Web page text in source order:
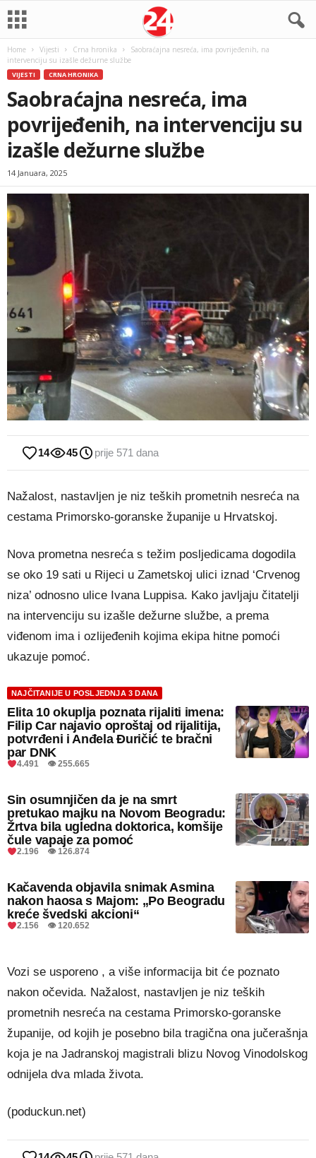
Home Vijesti Crna hronika
Saobraćajna nesreća, ima povrijeđenih, na
intervenciju su izašle dežurne službe
VIJESTI CRNA HRONIKA
Saobraćajna nesreća, ima
povrijeđenih, na intervenciju su
izašle dežurne službe
14 Januara, 2025
14 45 prije 571 dana
Nažalost, nastavljen je niz teških prometnih nesreća na
cestama Primorsko-goranske županije u Hrvatskoj.
Nova prometna nesreća s težim posljedicama dogodila
se oko 19 sati u Rijeci u Zametskoj ulici iznad ‘Crvenog
niza’ odnosno ulice Ivana Luppisa. Kako javljaju čitatelji
na intervenciju su izašle dežurne službe, a prema
viđenom ima i ozlijeđenih kojima ekipa hitne pomoći
ukazuje pomoć.
NAJČITANIJE U POSLJEDNJA 3 DANA
Elita 10 okuplja poznata rijaliti imena:
Filip Car najavio oproštaj od rijalitija,
potvrđeni i Anđela Đuričić te bračni
par DNK
4.491 👁 255.665
Sin osumnjičen da je na smrt
pretukao majku na Novom Beogradu:
Žrtva bila ugledna doktorica, komšije
čule vapaje za pomoć
2.196 👁 126.874
Kačavenda objavila snimak Asmina
nakon haosa s Majom: „Po Beogradu
kreće švedski akcioni“
2.156 👁 120.652
Vozi se usporeno , a više informacija bit će poznato
nakon očevida. Nažalost, nastavljen je niz teških
prometnih nesreća na cestama Primorsko-goranske
županije, od kojih je posebno bila tragična ona jučerašnja
koja je na Jadranskoj magistrali blizu Novog Vinodolskog
odnijela dva mlada života.
(poduckun.net)